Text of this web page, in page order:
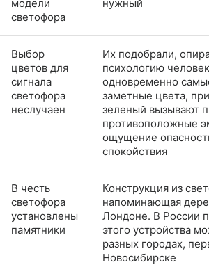
модели
светофора
нужный
Выбор
цветов для
сигнала
светофора
неслучаен
Их подобрали,
психологию
одновременно
заметные цвета,
зеленый вызывают
противоположные
ощущение
спокойствия
В честь
светофора
установлены
памятники
Конструкция из
напоминающая
Лондоне. В России
этого устройства
разных городах,
Новосибирске